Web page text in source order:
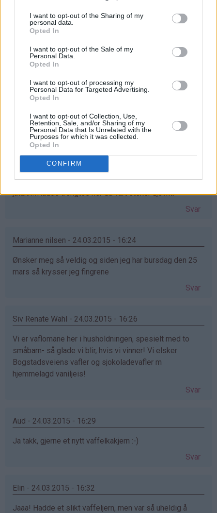
I want to opt-out of the Sharing of my
personal data.
Opted In
I want to opt-out of the Sale of my
Personal Data.
Opted In
I want to opt-out of processing my
Personal Data for Targeted Advertising.
Opted In
I want to opt-out of Collection, Use,
Retention, Sale, and/or Sharing of my
Personal Data that Is Unrelated with the
Purposes for which it was collected.
Opted In
CONFIRM
Iselin - 24.03.2015 - 16:19
Elsker vafler! greit med et nytt vaffeljern som erstatter
det gamle ødelagte :D Elsker bloggen!!
Skulle varit väldigt glad för ett våffeljärn!!
Gunn-Mari - 24.03.2015 - 16:23
jatakk!!Hadde trengtes her da vårt steker ujevnt!
Svar
Marianne nilsen - 24.03.2015 - 16:24
Ønsker meg så veldig og siden jeg har bursdag den 25
mars så krysser jeg fingrene
Svar
Siv Renate Wahl - 24.03.2015 - 16:26
Vi er vaflomane her i husholdningen, spesielt med to
småbarn- så glade vi blir, hvis vi vinner! Vi elsker
Bogstadsveiens vafler og sjokoladevafler m
hjemmelagd vaniljeis!
Svar
Aud - 24.03.2015 - 16:29
Ja takk, gjerne et nytt vaffelkakjern :-)
Svar
Elin - 24.03.2015 - 16:32
Jaaa! Hadde et slikt vaffeljern, men var så uheldig å